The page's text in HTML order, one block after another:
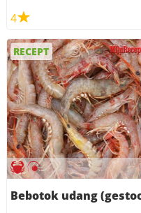
4
RECEPT
Bebotok udang